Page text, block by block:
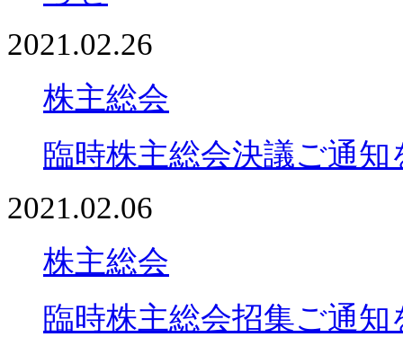
2021.02.26
株主総会
臨時株主総会決議ご通
2021.02.06
株主総会
臨時株主総会招集ご通